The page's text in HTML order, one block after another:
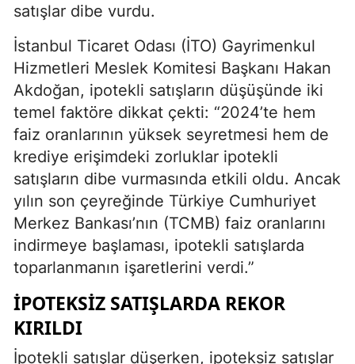
satışlar dibe vurdu.
İstanbul Ticaret Odası (İTO) Gayrimenkul
Hizmetleri Meslek Komitesi Başkanı Hakan
Akdoğan, ipotekli satışların düşüşünde iki
temel faktöre dikkat çekti: “2024’te hem
faiz oranlarının yüksek seyretmesi hem de
krediye erişimdeki zorluklar ipotekli
satışların dibe vurmasında etkili oldu. Ancak
yılın son çeyreğinde Türkiye Cumhuriyet
Merkez Bankası’nın (TCMB) faiz oranlarını
indirmeye başlaması, ipotekli satışlarda
toparlanmanın işaretlerini verdi.”
İPOTEKSIZ SATIŞLARDA REKOR
KIRILDI
İpotekli satışlar düşerken, ipoteksiz satışlar